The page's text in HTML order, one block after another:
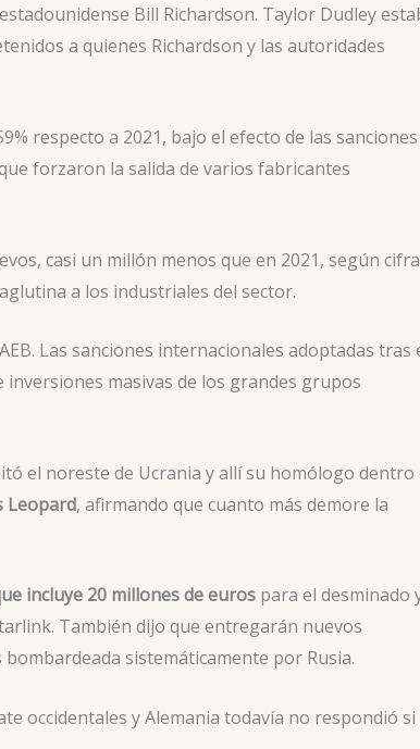
Bill Richardson. Taylor Dudley
a quienes Richardson y las autoridades
respecto a 2021, bajo el efecto de las sanciones
forzaron la salida de varios fabricantes
casi un millón menos que en 2021, según
a los industriales del sector.
Las sanciones internacionales adoptadas tras
masivas de los grandes grupos
el noreste de Ucrania y allí su homólogo dentro
Leopard, afirmando que cuanto más demore la
incluye 20 millones de euros para el desminado
También dijo que entregarán nuevos
sistemáticamente por Rusia.
occidentales y Alemania todavía no respondió si